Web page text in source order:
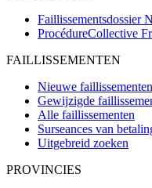
Faillissementsdossier
ProcédureCollective
FAILLISSEMENTEN
Nieuwe faillissementen
Gewijzigde
Alle faillissementen
Surseances van
Uitgebreid zoeken
PROVINCIES